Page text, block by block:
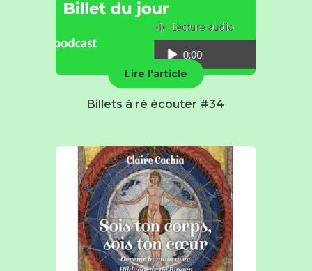
Lire l'article
Billets à ré écouter #34